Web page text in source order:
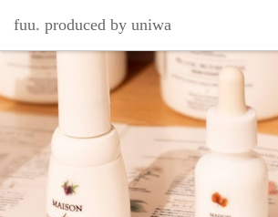
fuu. produced by uniwa